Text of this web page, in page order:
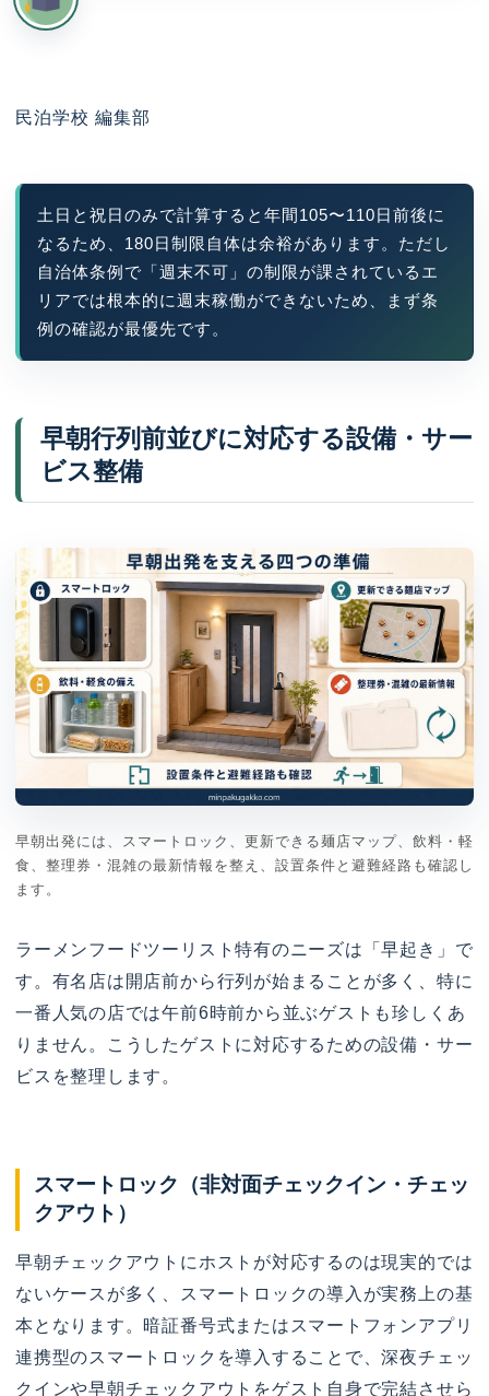
民泊学校 編集部
土日と祝日のみで計算すると年間105〜110日前後に
なるため、180日制限自体は余裕があります。ただし
自治体条例で「週末不可」の制限が課されているエ
リアでは根本的に週末稼働ができないため、まず条
例の確認が最優先です。
早朝行列前並びに対応する設備・サー
ビス整備
早朝出発には、スマートロック、更新できる麺店マップ、飲料・軽
食、整理券・混雑の最新情報を整え、設置条件と避難経路も確認し
ます。
ラーメンフードツーリスト特有のニーズは「早起き」で
す。有名店は開店前から行列が始まることが多く、特に
一番人気の店では午前6時前から並ぶゲストも珍しくあ
りません。こうしたゲストに対応するための設備・サー
ビスを整理します。
スマートロック（非対面チェックイン・チェッ
クアウト）
早朝チェックアウトにホストが対応するのは現実的では
ないケースが多く、スマートロックの導入が実務上の基
本となります。暗証番号式またはスマートフォンアプリ
連携型のスマートロックを導入することで、深夜チェッ
クインや早朝チェックアウトをゲスト自身で完結させら